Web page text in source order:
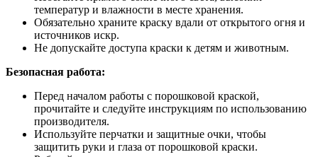
температур и влажности в месте хранения.
Обязательно храните краску вдали от открытого огня и
источников искр.
Не допускайте доступа краски к детям и животным.
Безопасная работа:
Перед началом работы с порошковой краской,
прочитайте и следуйте инструкциям по использованию
производителя.
Используйте перчатки и защитные очки, чтобы
защитить руки и глаза от порошковой краски.